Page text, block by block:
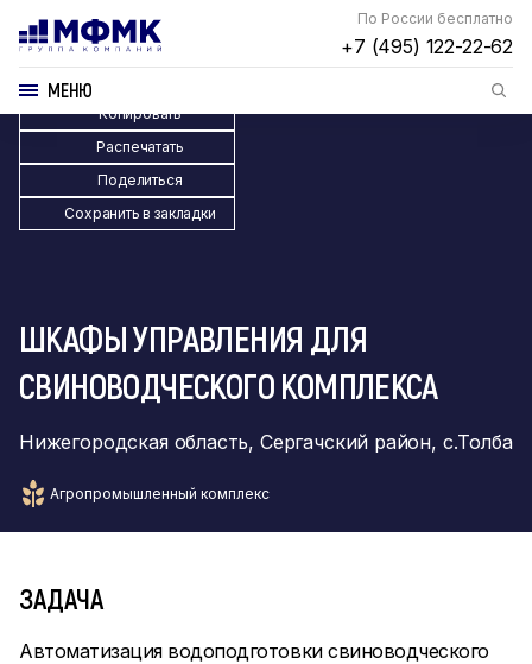
По России бесплатно
+7 (495) 122-22-62
МЕНЮ
Копировать
Распечатать
Поделиться
Сохранить в закладки
ШКАФЫ УПРАВЛЕНИЯ ДЛЯ
СВИНОВОДЧЕСКОГО КОМПЛЕКСА
Нижегородская область, Сергачский район, с.Толба
Агропромышленный комплекс
ЗАДАЧА
Автоматизация водоподготовки свиноводческого